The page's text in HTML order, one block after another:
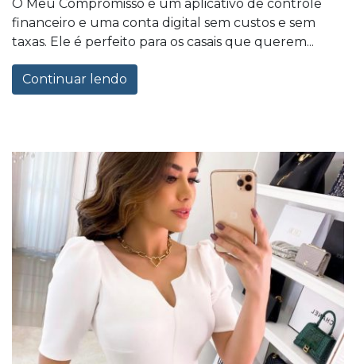
O Meu Compromisso é um aplicativo de controle
financeiro e uma conta digital sem custos e sem
taxas. Ele é perfeito para os casais que querem...
Continuar lendo